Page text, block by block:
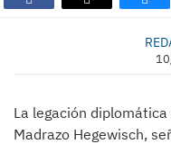
La legación
Madrazo Hegewisch,